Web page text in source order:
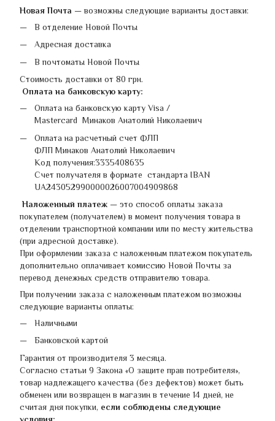
Новая Почта — возможны следующие варианты доставки:
В отделение Новой Почты
Адресная доставка
В почтоматы Новой Почты
Стоимость доставки от 80 грн.
Оплата на банковскую карту:
Оплата на банковскую карту Visa /
Mastercard Минаков Анатолий Николаевич
Оплата на расчетный счет ФЛП
ФЛП Минаков Анатолий Николаевич
Код получения:3335408635
Счет получателя в формате стандарта IBAN
UA243052990000026007004909868
Наложенный платеж — это способ оплаты заказа
покупателем (получателем) в момент получения товара в
отделении транспортной компании или по месту жительства
(при адресной доставке).
При оформлении заказа с наложенным платежом покупатель
дополнительно оплачивает комиссию Новой Почты за
перевод денежных средств отправителю товара.
При получении заказа с наложенным платежом возможны
следующие варианты оплаты:
Наличными
Банковской картой
Гарантия от производителя 3 месяца.
Согласно статьи 9 Закона «О защите прав потребителя»,
товар надлежащего качества (без дефектов) может быть
обменен или возвращен в магазин в течение 14 дней, не
считая дня покупки, если соблюдены следующие